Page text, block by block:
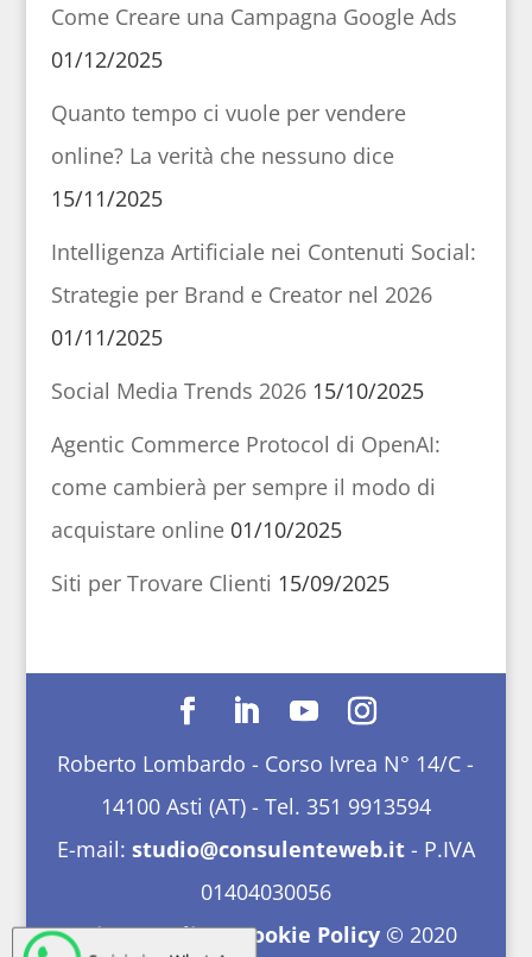
Come Creare una Campagna Google Ads
01/12/2025
Quanto tempo ci vuole per vendere
online? La verità che nessuno dice
15/11/2025
Intelligenza Artificiale nei Contenuti Social:
Strategie per Brand e Creator nel 2026
01/11/2025
Social Media Trends 2026 15/10/2025
Agentic Commerce Protocol di OpenAI:
come cambierà per sempre il modo di
acquistare online 01/10/2025
Siti per Trovare Clienti 15/09/2025
Roberto Lombardo - Corso Ivrea N° 14/C -
14100 Asti (AT) - Tel. 351 9913594
E-mail: studio@consulenteweb.it- P.IVA
01404030056
Privacy Policy-Cookie Policy © 2020